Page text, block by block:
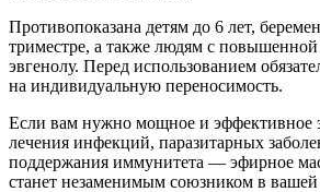
Противопоказана детям до 6 лет,
триместре, а также людям с повышенной
эвгенолу. Перед использованием
на индивидуальную переносимость.
Если вам нужно мощное и эффективное
лечения инфекций, паразитарных
поддержания иммунитета — эфирное
станет незаменимым союзником в вашей